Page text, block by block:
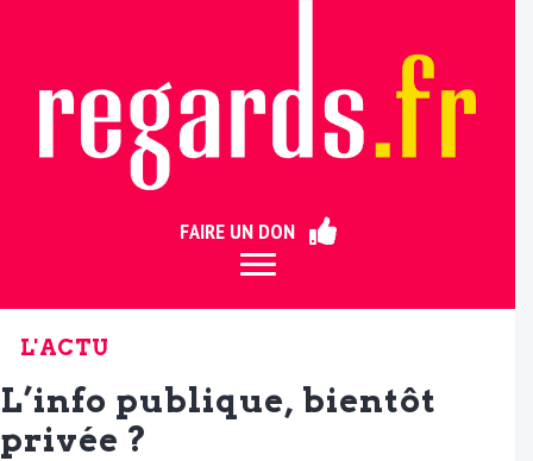
FAIRE UN DON
L'ACTU
L’info publique, bientôt
privée ?